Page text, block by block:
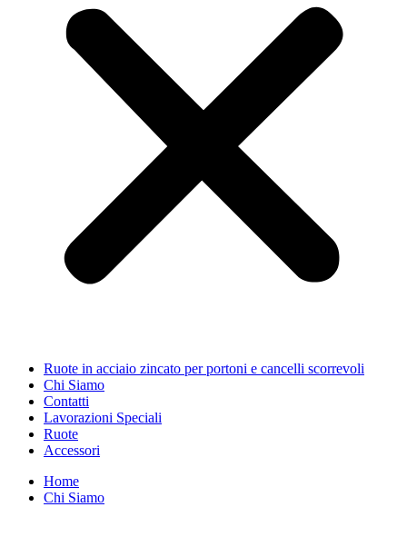
Ruote in acciaio zincato per portoni e cancelli scorrevoli
Chi Siamo
Contatti
Lavorazioni Speciali
Ruote
Accessori
Home
Chi Siamo